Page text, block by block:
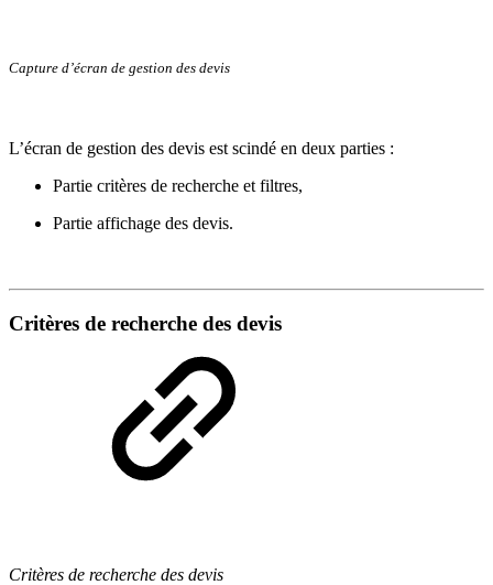
Capture d’écran de gestion des devis
L’écran de gestion des devis est scindé en deux parties :
Partie critères de recherche et filtres,
Partie affichage des devis.
Critères de recherche des devis
Critères de recherche des devis